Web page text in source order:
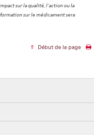
sur la qualité, l’action ou la
sur le médicament sera
Début de la page